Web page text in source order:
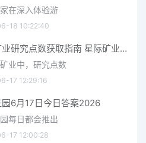
在深入体验游
18 10:22:40
星际矿业研究点数获取指南 星际矿业研究点数获取方法
业中，研究点数
17 12:29:16
6月17日今日答案2026
每日都会推出
17 12:00:28